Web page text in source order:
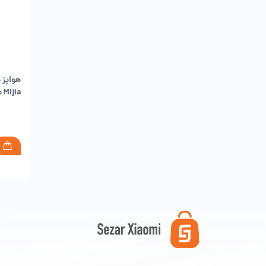
در
Mijia مدل MKX01M